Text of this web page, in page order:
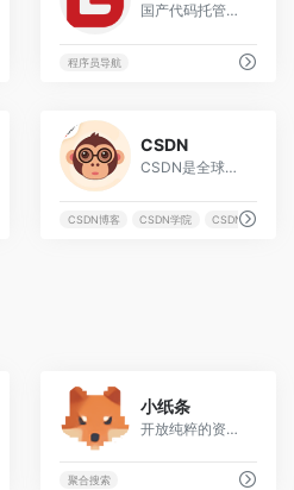
国产代码托管平台,支持 Git 和 SVN,提供免费的私有仓库托管。目前已有超过 500 万的开发者选择码云
程序员导航
CSDN
CSDN是全球知名中文IT技术交流平台,创建于1999年,包含原创博客、精品问答、职业培训、技术论坛、资源下载等产品服务,提供原创、优质、完整内容的专业IT技术开发社区.
CSDN博客 CSDN学院 CSDN直播
小纸条
开放纯粹的资源网站
聚合搜索